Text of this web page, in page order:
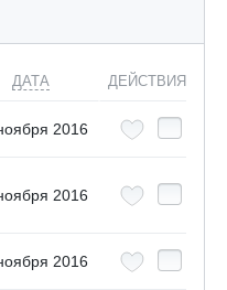
ДАТА ДЕЙСТВИЯ
2016
2016
2016